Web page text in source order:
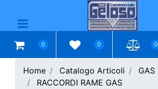
Open menu
0 0 0
Home Catalogo Articoli
GAS
RACCORDI RAME GAS